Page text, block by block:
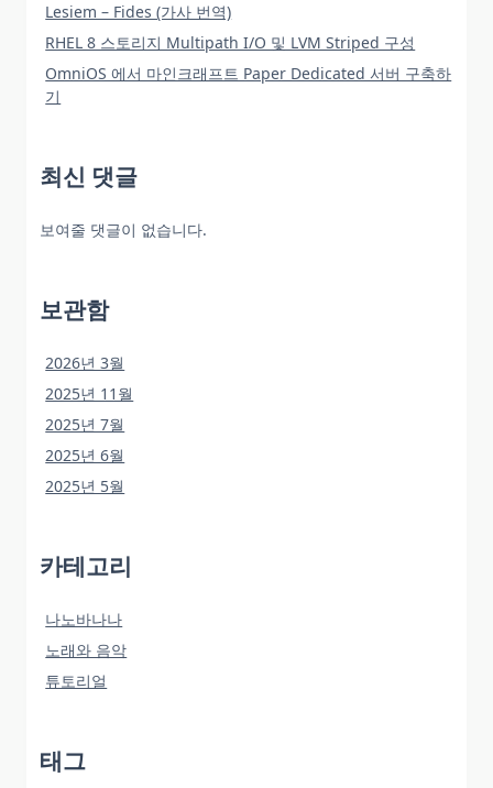
Lesiem – Fides (가사 번역)
RHEL 8 스토리지 Multipath I/O 및 LVM Striped 구성
OmniOS 에서 마인크래프트 Paper Dedicated 서버 구축하
기
최신 댓글
보여줄 댓글이 없습니다.
보관함
2026년 3월
2025년 11월
2025년 7월
2025년 6월
2025년 5월
카테고리
나노바나나
노래와 음악
튜토리얼
태그